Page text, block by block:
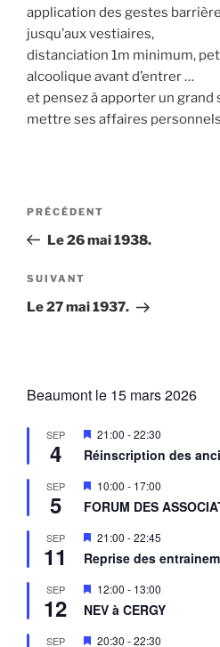
application des gestes
jusqu’aux vestiaires,
distanciation 1m minimum,
alcoolique avant d’entrer …
et pensez à apporter un grand
mettre ses affaires
Navigation
l’article
Article
précédent
PRÉCÉDENT
Le 26 mai 1938.
Article
suivant
SUIVANT
Le 27 mai 1937.
Beaumont le 15 mars 2026
SEP
4
M
i
s
n
a
a
n
t
21:00 -22:30
Réinscription des
SEP
5
M
i
s
n
a
v
a
n
t
10:00 - 17:00
FORUM DES
SEP
11
M
s
n
a
a
21:00 -22:45
Reprise des
SEP
12
M
i
s
12:00 - 13:00
NEV à CERGY
SEP
M
20:30 -22:30